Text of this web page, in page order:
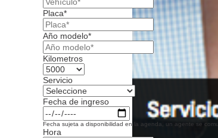
Placa*
Año modelo*
Kilometros
Servicio
Fecha de ingreso
Fecha sujeta a disponibilidad en la agenda, un agente se
Hora